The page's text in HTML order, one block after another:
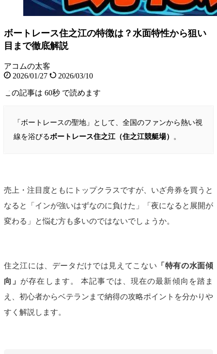
ボートレース住之江の特徴は？水面特性から狙い
目まで徹底解説
アコムの太客
2026/01/27
2026/03/10
この記事は 60秒 で読めます
「ボートレースの聖地」として、全国のファンから熱い視
線を浴びるボートレース住之江（住之江競艇場） 。
売上・注目度ともにトップクラスですが、いざ舟券を買うと
なると「インが強いはずなのに負けた」「夜になると展開が
変わる」と悩む方も多いのではないでしょうか。
住之江には、データだけでは見えてこない 「特有の水面傾
向」 が存在します。 本記事では、現在の最新傾向を踏ま
え、初心者からベテランまで納得の攻略ポイントを分かりや
すく解説します。